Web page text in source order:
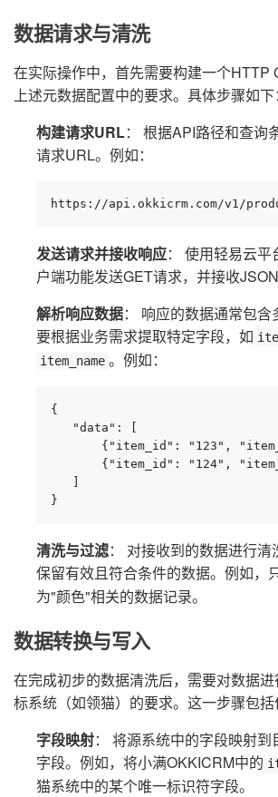
数据请求与清洗
在实际操作中，首先需要构建一个HTTP
上述元数据配置中的要求。具体步骤如下：
构建请求URL： 根据API路径和查询
请求URL。例如：
https://api.okkicrm.com/v1/
发送请求并接收响应： 使用轻易云
户端功能发送GET请求，并接收JSON
解析响应数据： 响应的数据通常包
要根据业务需求提取特定字段，如
item_name 。例如：
{
   "data": [
{"item_id": "123",
{"item_id": "124",
}
清洗与过滤： 对接收到的数据进行
保留有效且符合条件的数据。例如，
为"颜色"相关的数据记录。
数据转换与写入
在完成初步的数据清洗后，需要对数据
标系统（如领猫）的要求。这一步骤包括
字段映射： 将源系统中的字段映射
字段。例如，将小满OKKICRM中的
猫系统中的某个唯一标识符字段。